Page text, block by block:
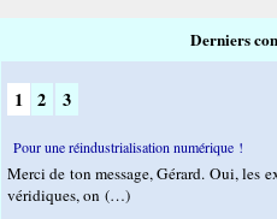
Derniers
1 2 3
Pour une réindustrialisation numérique !
Merci de ton message, Gérard. Oui, les
véridiques, on (…)